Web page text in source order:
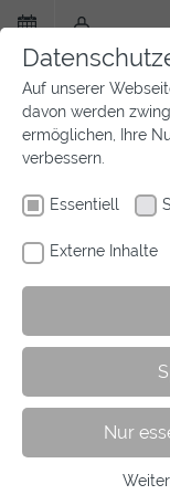
Zum
Hauptinhalt
springen
Sie
hier:
Auf unserer
davon werden
ermöglichen, Ihre
verbessern.
Essentiell
Externe Inhalte
Nur